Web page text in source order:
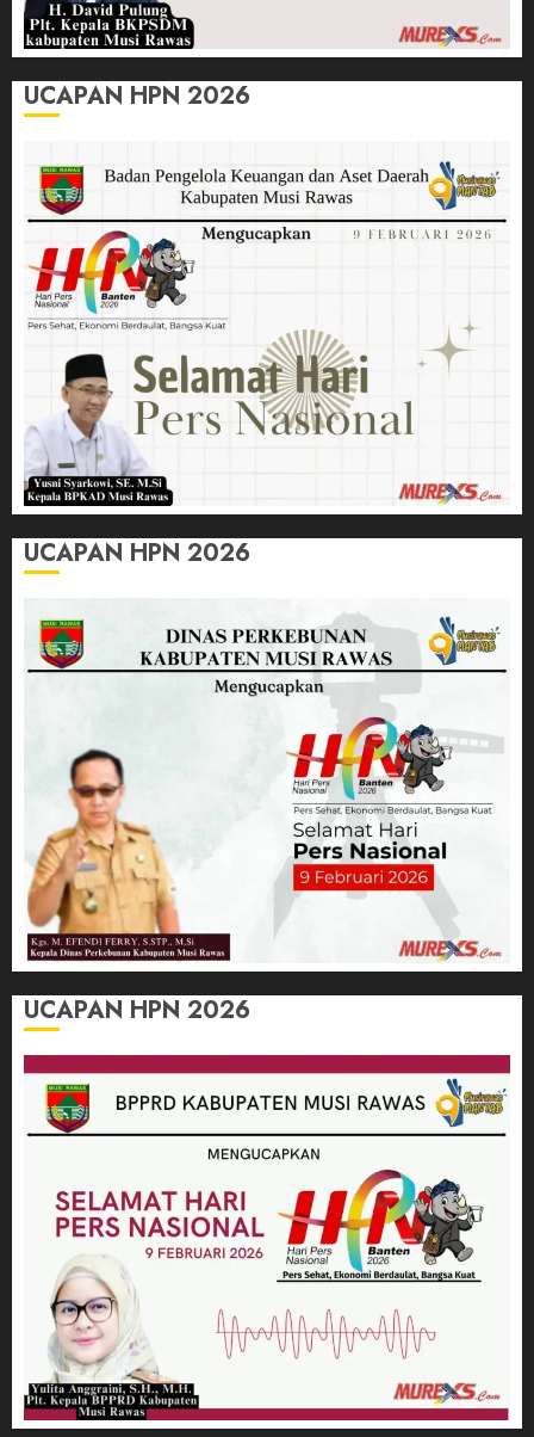
UCAPAN HPN 2026
UCAPAN HPN 2026
UCAPAN HPN 2026